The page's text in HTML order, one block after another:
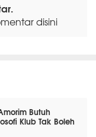
disini
Butuh
Klub Tak Boleh